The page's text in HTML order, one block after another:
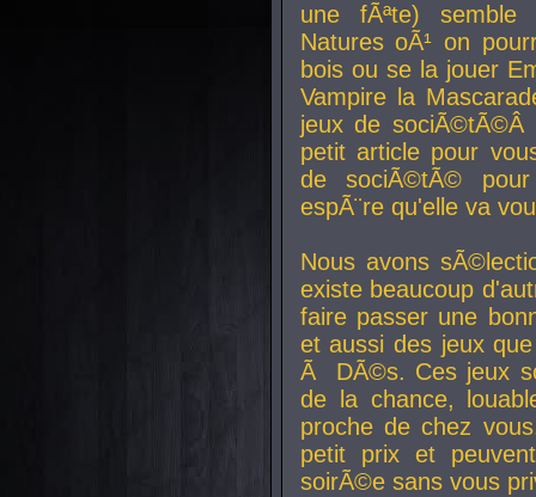
une fÃªte) semble
Natures oÃ¹ on
bois ou se la jouer
Vampire la
jeux de
petit article pour
de sociÃ©tÃ©
espÃ¨re qu'elle va
Nous avons
existe beaucoup
faire passer une
et aussi des jeux
Ã DÃ©s. Ces jeux
de la chance,
proche de chez
petit prix et
soirÃ©e sans vous